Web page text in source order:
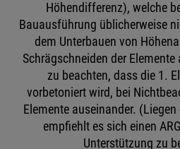
Höhendifferenz), welche
Bauausführung üblicherweise
dem Unterbauen von
Schrägschneiden der
zu beachten, dass die 1.
vorbetoniert wird, bei
Elemente auseinander.
empfiehlt es sich einen
Unterstützung zu